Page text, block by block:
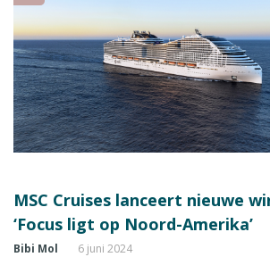
MSC Cruises lanceert nieuwe
‘Focus ligt op Noord-Amerika’
Bibi Mol 6 juni 2024